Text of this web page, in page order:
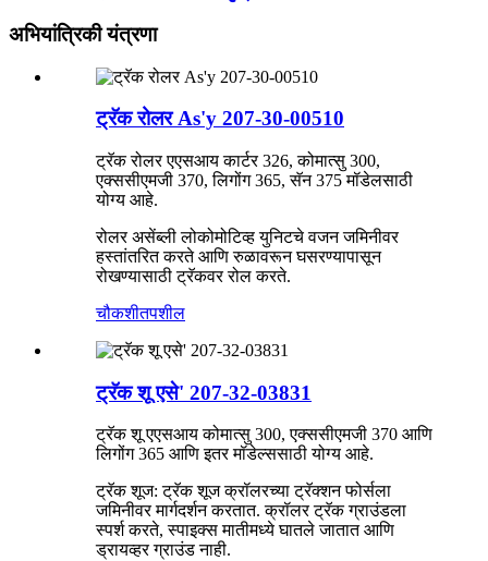
अभियांत्रिकी यंत्रणा
ट्रॅक रोलर As'y 207-30-00510
ट्रॅक रोलर एएसआय कार्टर 326, कोमात्सु 300,
एक्ससीएमजी 370, लिगोंग 365, सॅन 375 मॉडेलसाठी
योग्य आहे.
रोलर असेंब्ली लोकोमोटिव्ह युनिटचे वजन जमिनीवर
हस्तांतरित करते आणि रुळावरून घसरण्यापासून
रोखण्यासाठी ट्रॅकवर रोल करते.
चौकशीतपशील
ट्रॅक शू एसे' 207-32-03831
ट्रॅक शू एएसआय कोमात्सु 300, एक्ससीएमजी 370 आणि
लिगोंग 365 आणि इतर मॉडेल्ससाठी योग्य आहे.
ट्रॅक शूज: ट्रॅक शूज क्रॉलरच्या ट्रॅक्शन फोर्सला
जमिनीवर मार्गदर्शन करतात. क्रॉलर ट्रॅक ग्राउंडला
स्पर्श करते, स्पाइक्स मातीमध्ये घातले जातात आणि
ड्रायव्हर ग्राउंड नाही.